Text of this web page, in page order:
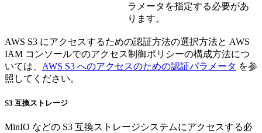
ラメータを指定する必要があ
ります。
AWS S3 にアクセスするための認証方法の選択方法と AWS
IAM コンソールでのアクセス制御ポリシーの構成方法につ
いては、 AWS S3 へのアクセスのための認証パラメータ を参
照してください。
S3 互換ストレージ
MinIO などの S3 互換ストレージシステムにアクセスする必